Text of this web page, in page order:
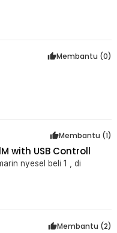
tiap sisi berubah-ubah
sambungan
ada pegangan, harus
sedikit.
Membantu (0)
Membantu (1)
with USB Controll
nyesel beli 1 , di
Membantu (2)